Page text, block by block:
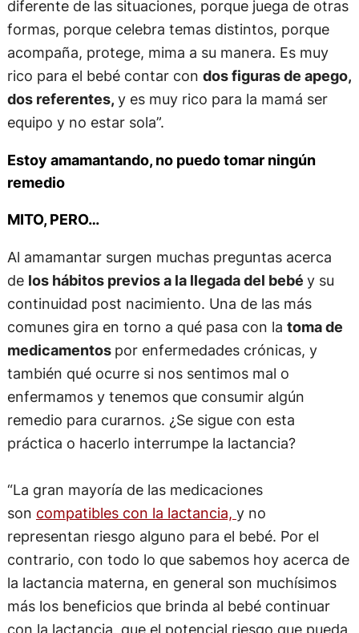
diferente de las situaciones, porque juega de otras
formas, porque celebra temas distintos, porque
acompaña, protege, mima a su manera. Es muy
rico para el bebé contar con dos figuras de apego,
dos referentes, y es muy rico para la mamá ser
equipo y no estar sola”.
Estoy amamantando, no puedo tomar ningún
remedio
MITO, PERO…
Al amamantar surgen muchas preguntas acerca
de los hábitos previos a la llegada del bebé y su
continuidad post nacimiento. Una de las más
comunes gira en torno a qué pasa con la toma de
medicamentos por enfermedades crónicas, y
también qué ocurre si nos sentimos mal o
enfermamos y tenemos que consumir algún
remedio para curarnos. ¿Se sigue con esta
práctica o hacerlo interrumpe la lactancia?
“La gran mayoría de las medicaciones
son compatibles con la lactancia, y no
representan riesgo alguno para el bebé. Por el
contrario, con todo lo que sabemos hoy acerca de
la lactancia materna, en general son muchísimos
más los beneficios que brinda al bebé continuar
con la lactancia, que el potencial riesgo que pueda